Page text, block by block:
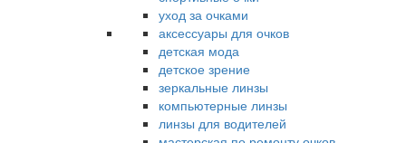
уход за очками
аксессуары для очков
детская мода
детское зрение
зеркальные линзы
компьютерные линзы
линзы для водителей